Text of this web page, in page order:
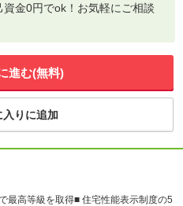
金0円でok！お気軽にご相談
進む(無料)
最高等級を取得■ 住宅性能表示制度の5